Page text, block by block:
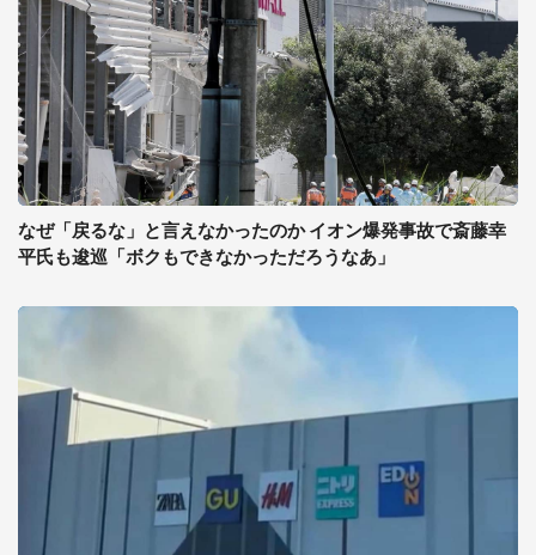
なぜ「戻るな」と言えなかったのか イオン爆発事故で斎藤幸
平氏も逡巡「ボクもできなかっただろうなあ」